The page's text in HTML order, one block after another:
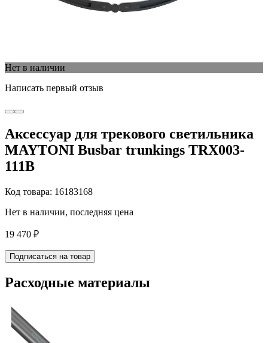
Нет в наличии
Написать первый отзыв
Аксессуар для трекового светильника
MAYTONI Busbar trunkings TRX003-
111B
Код товара: 16183168
Нет в наличии, последняя цена
19 470 ₽
Подписаться на товар
Расходные материалы